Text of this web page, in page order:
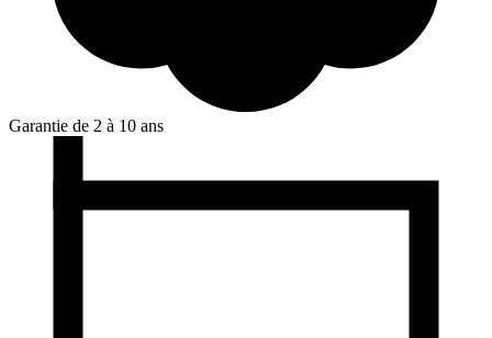
Garantie de 2 à 10 ans